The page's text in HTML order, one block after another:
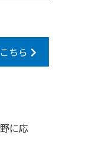
ちら
に応